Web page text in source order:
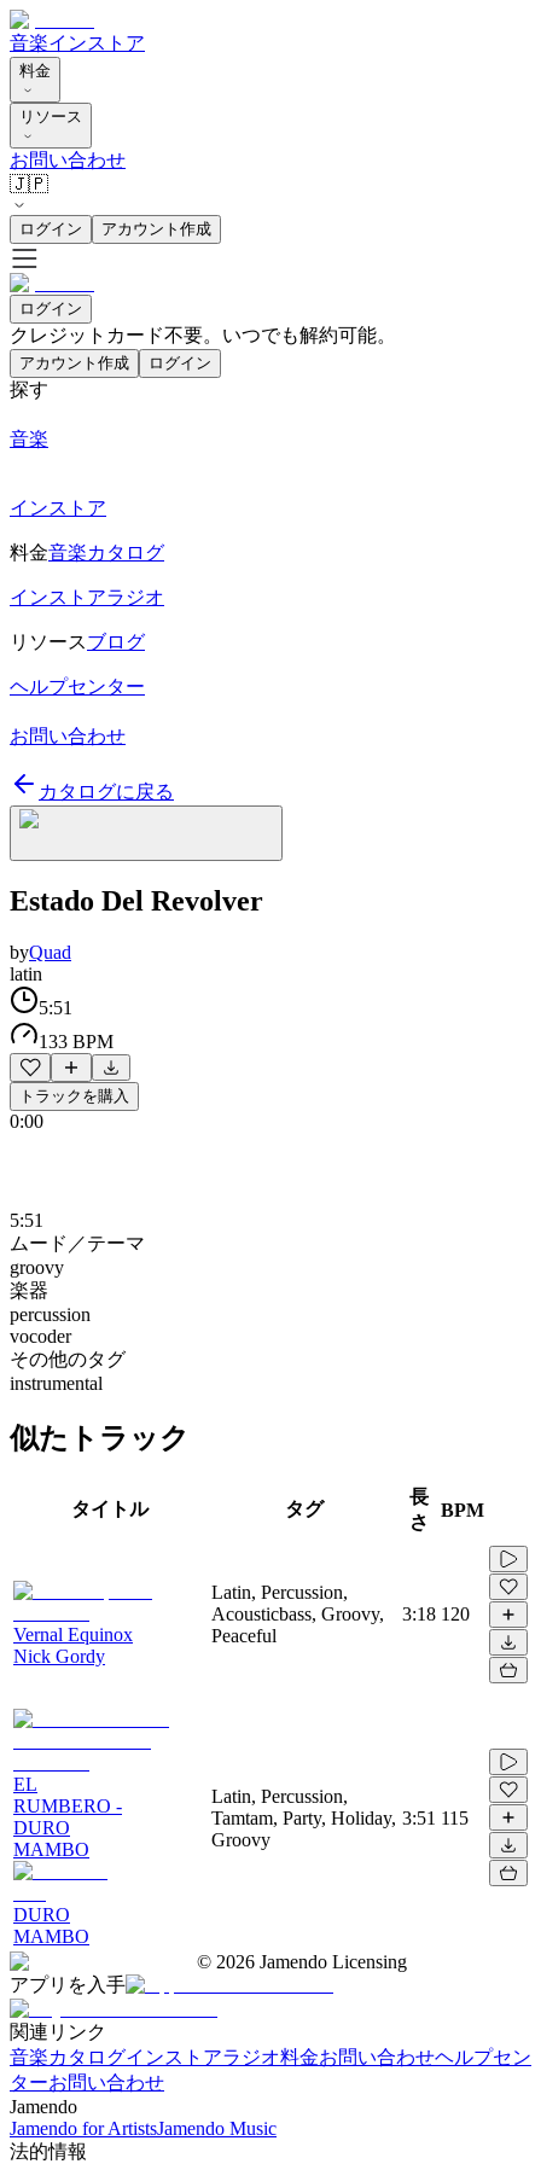
音楽インストア
料金
リソース
お問い合わせ
🇯🇵
ログイン アカウント作成
ログイン
クレジットカード不要。いつでも解約可能。
アカウント作成 ログイン
探す
音楽
インストア
料金音楽カタログ
インストアラジオ
リソースブログ
ヘルプセンター
お問い合わせ
カタログに戻る
Estado Del Revolver
byQuad
latin
5:51
133 BPM
トラックを購入
0:00
5:51
ムード／テーマ
groovy
楽器
percussion
vocoder
その他のタグ
instrumental
似たトラック
タイトル タグ
長
さ
BPM
Vernal Equinox
Nick Gordy
Latin, Percussion,
Acousticbass, Groovy,
Peaceful
3:18 120
EL
RUMBERO -
DURO
MAMBO
DURO
MAMBO
Latin, Percussion,
Tamtam, Party, Holiday,
Groovy
3:51 115
© 2026 Jamendo Licensing
アプリを入手
関連リンク
音楽カタログインストアラジオ料金お問い合わせヘルプセン
ターお問い合わせ
Jamendo
Jamendo for ArtistsJamendo Music
法的情報